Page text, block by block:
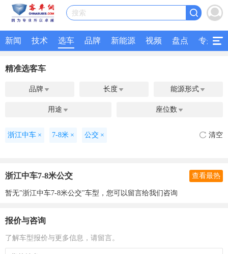
搜索
新闻 技术 选车 品牌 新能源 视频 盘点 专题
精准选客车
品牌  长度  能源形式 
用途  座位数 
浙江中车 × 7-8米 × 公交 × 清空
浙江中车7-8米公交 查看最热
暂无"浙江中车7-8米公交"车型，您可以留言给我们咨询
报价与咨询
了解车型报价与更多信息，请留言。